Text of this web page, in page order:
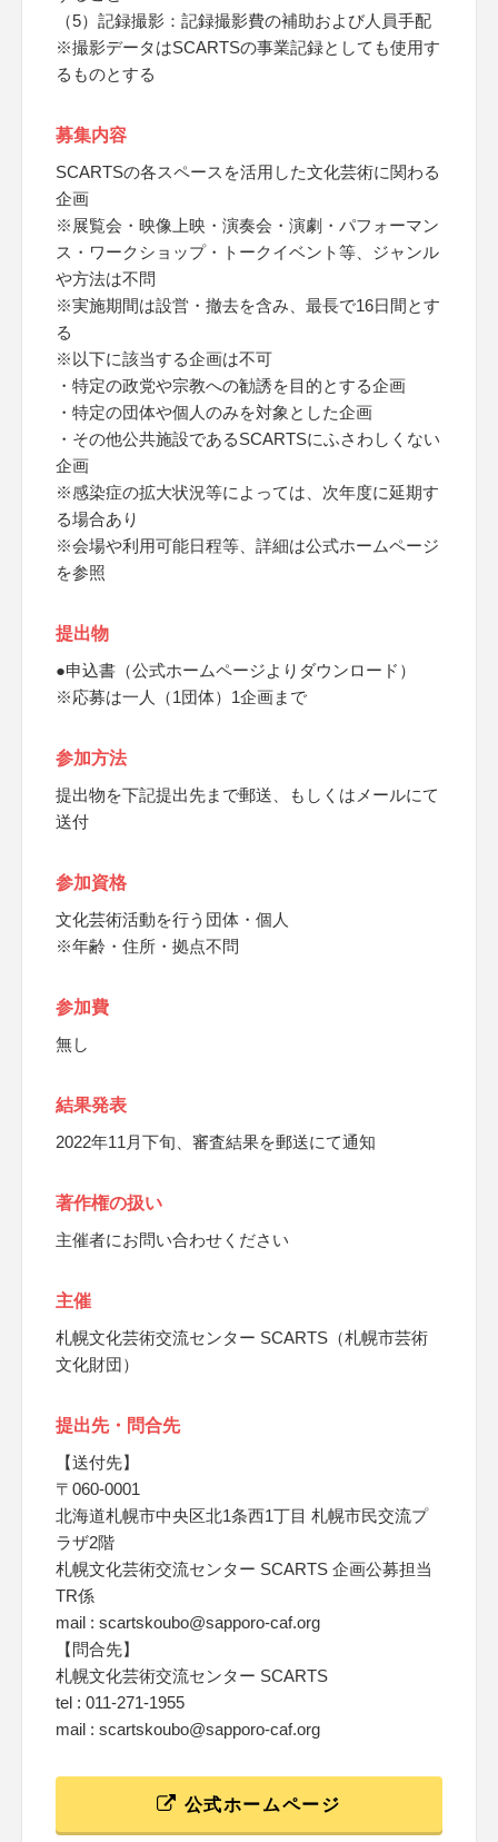
（5）記録撮影：記録撮影費の補助および人員手配
※撮影データはSCARTSの事業記録としても使用す
るものとする
募集内容
SCARTSの各スペースを活用した文化芸術に関わる
企画
※展覧会・映像上映・演奏会・演劇・パフォーマン
ス・ワークショップ・トークイベント等、ジャンル
や方法は不問
※実施期間は設営・撤去を含み、最長で16日間とす
る
※以下に該当する企画は不可
・特定の政党や宗教への勧誘を目的とする企画
・特定の団体や個人のみを対象とした企画
・その他公共施設であるSCARTSにふさわしくない
企画
※感染症の拡大状況等によっては、次年度に延期す
る場合あり
※会場や利用可能日程等、詳細は公式ホームページ
を参照
提出物
●申込書（公式ホームページよりダウンロード）
※応募は一人（1団体）1企画まで
参加方法
提出物を下記提出先まで郵送、もしくはメールにて
送付
参加資格
文化芸術活動を行う団体・個人
※年齢・住所・拠点不問
参加費
無し
結果発表
2022年11月下旬、審査結果を郵送にて通知
著作権の扱い
主催者にお問い合わせください
主催
札幌文化芸術交流センター SCARTS（札幌市芸術
文化財団）
提出先・問合先
【送付先】
〒060-0001
北海道札幌市中央区北1条西1丁目 札幌市民交流プ
ラザ2階
札幌文化芸術交流センター SCARTS 企画公募担当
TR係
mail : scartskoubo@sapporo-caf.org
【問合先】
札幌文化芸術交流センター SCARTS
tel : 011-271-1955
mail : scartskoubo@sapporo-caf.org
公式ホームページ